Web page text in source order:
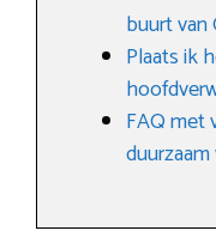
buurt
Plaats ik
FAQ met